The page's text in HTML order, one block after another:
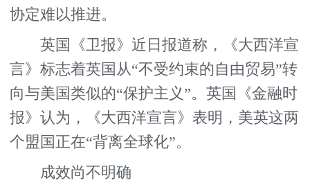
协定难以推进。
英国《卫报》近日报道称，《大西洋宣
言》标志着英国从“不受约束的自由贸易”转
向与美国类似的“保护主义”。英国《金融时
报》认为，《大西洋宣言》表明，美英这两
个盟国正在“背离全球化”。
成效尚不明确